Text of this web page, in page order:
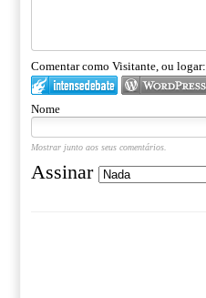
Comentar como Visitante, ou logar:
Nome
Mostrar junto aos seus comentários.
Assinar